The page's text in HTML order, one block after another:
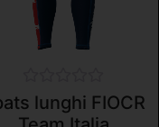
Valutato
0 lunghi FIOCR